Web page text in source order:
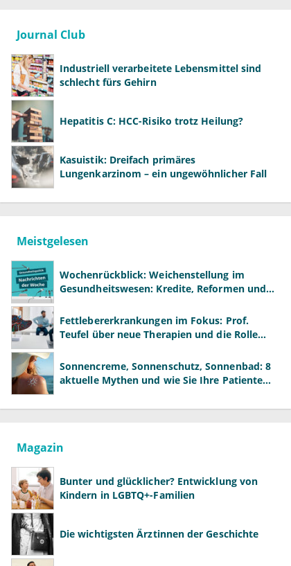
Journal Club
Industriell verarbeitete Lebensmittel sind
schlecht fürs Gehirn
Hepatitis C: HCC-Risiko trotz Heilung?
Kasuistik: Dreifach primäres
Lungenkarzinom – ein ungewöhnlicher Fall
Meistgelesen
Wochenrückblick: Weichenstellung im
Gesundheitswesen: Kredite, Reformen und
Fettlebererkrankungen im Fokus: Prof.
Teufel über neue Therapien und die Rolle
Sonnencreme, Sonnenschutz, Sonnenbad: 8
aktuelle Mythen und wie Sie Ihre Patienten
Magazin
Bunter und glücklicher? Entwicklung von
Kindern in LGBTQ+-Familien
Die wichtigsten Ärztinnen der Geschichte